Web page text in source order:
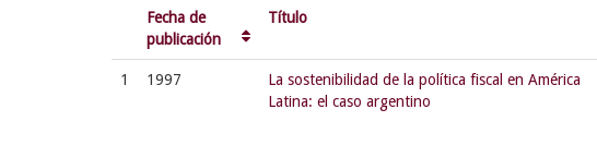
Fecha de
publicación
Título
1 1997
La sostenibilidad de la política fiscal en América
Latina: el caso argentino